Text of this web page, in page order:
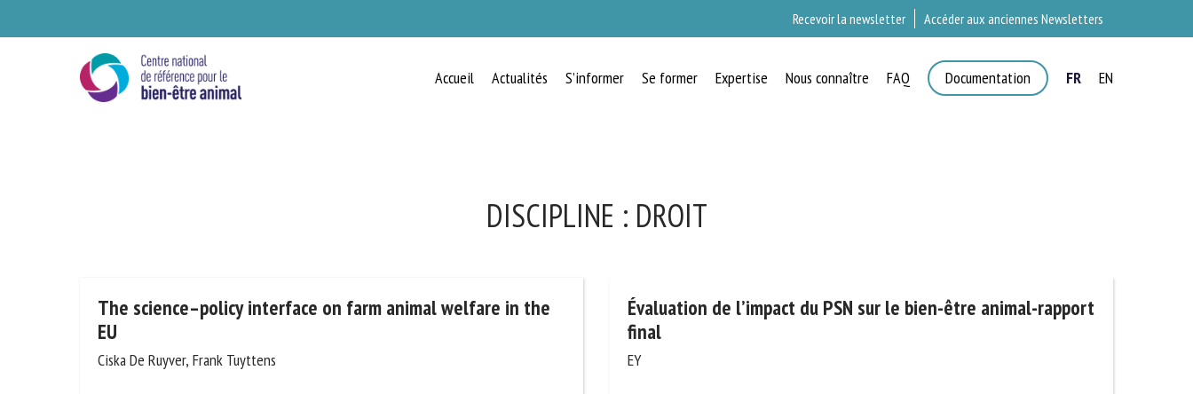
Recevoir la newsletter Accéder aux anciennes Newsletters
Accueil Actualités S’informer Se former Expertise Nous connaître FAQ Documentation FR EN
DISCIPLINE : DROIT
The science–policy interface on farm animal welfare in the
EU
Ciska De Ruyver, Frank Tuyttens
Évaluation de l’impact du PSN sur le bien-être animal-
rapport final
EY
BIEN-ÊTRE ANIMAL
Veuillez remplir le formulaire ci-dessous pour vous inscrire à notre newsletter :